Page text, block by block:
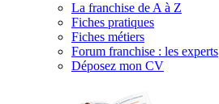
La franchise de A à Z
Fiches pratiques
Fiches métiers
Forum franchise : les experts
Déposez mon CV